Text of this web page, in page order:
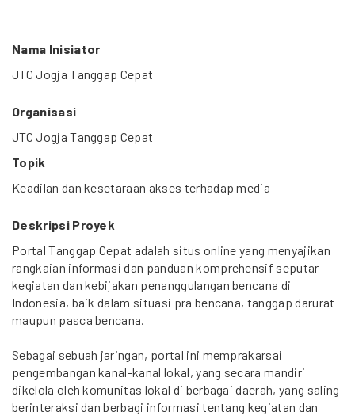
Nama Inisiator
JTC Jogja Tanggap Cepat
Organisasi
JTC Jogja Tanggap Cepat
Topik
Keadilan dan kesetaraan akses terhadap media
Deskripsi Proyek
Portal Tanggap Cepat adalah situs online yang menyajikan
rangkaian informasi dan panduan komprehensif seputar
kegiatan dan kebijakan penanggulangan bencana di
Indonesia, baik dalam situasi pra bencana, tanggap darurat
maupun pasca bencana.
Sebagai sebuah jaringan, portal ini memprakarsai
pengembangan kanal-kanal lokal, yang secara mandiri
dikelola oleh komunitas lokal di berbagai daerah, yang saling
berinteraksi dan berbagi informasi tentang kegiatan dan